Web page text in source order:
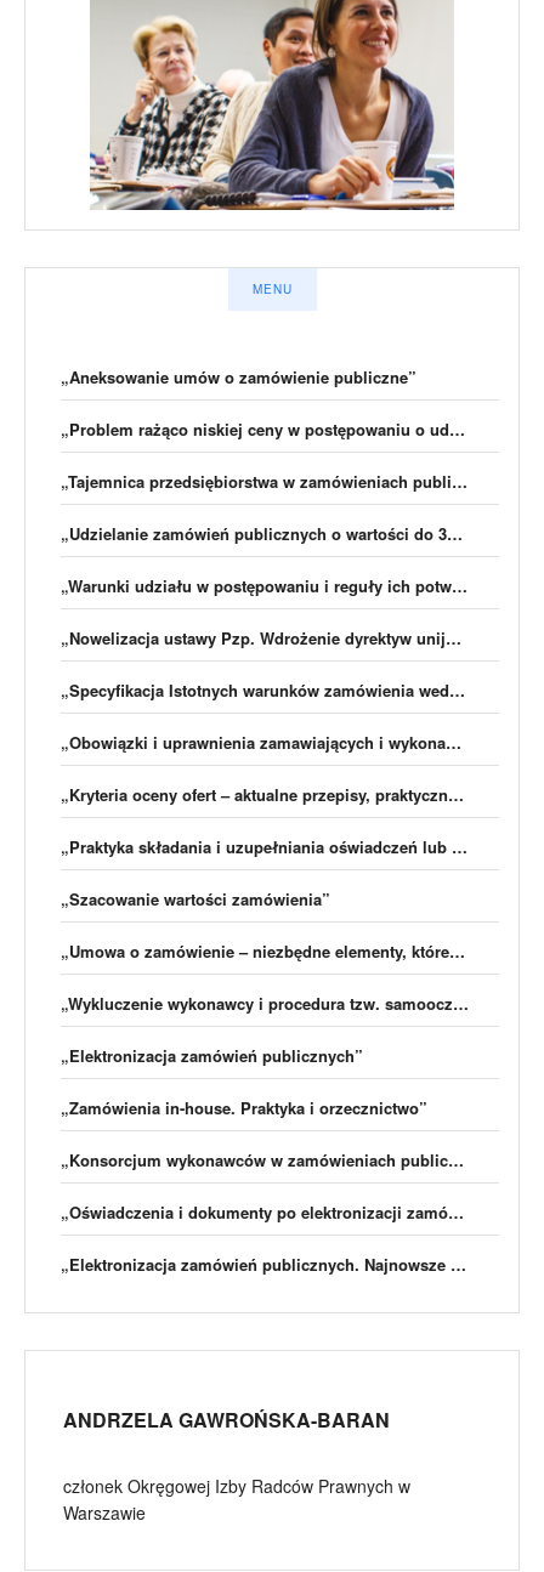
MENU
„Aneksowanie umów o zamówienie publiczne”
„Problem rażąco niskiej ceny w postępowaniu o udzielenie zamówienia publicznego”
„Tajemnica przedsiębiorstwa w zamówieniach publicznych”
„Udzielanie zamówień publicznych o wartości do 30 000 euro”
„Warunki udziału w postępowaniu i reguły ich potwierdzania po nowelizacji Pzp”
„Nowelizacja ustawy Pzp. Wdrożenie dyrektyw unijnych”
„Specyfikacja Istotnych warunków zamówienia według znowelizowanych przepisów ustawy Pzp 2016″
„Obowiązki i uprawnienia zamawiających i wykonawców”
„Kryteria oceny ofert – aktualne przepisy, praktyczne porady”
„Praktyka składania i uzupełniania oświadczeń lub dokumentów po nowelizacji Pzp”
„Szacowanie wartości zamówienia”
„Umowa o zamówienie – niezbędne elementy, które pozwolą na bezpieczną współpracę zamawiającego i wykonawcy”
„Wykluczenie wykonawcy i procedura tzw. samooczyszczenia – Praktyka, Przykłady, Błędy”
„Elektronizacja zamówień publicznych”
„Zamówienia in-house. Praktyka i orzecznictwo”
„Konsorcjum wykonawców w zamówieniach publicznych”
„Oświadczenia i dokumenty po elektronizacji zamówień publicznych”
„Elektronizacja zamówień publicznych. Najnowsze orzecznictwo KIO, opinie, praktyczne przykłady”
ANDRZELA GAWROŃSKA-BARAN
członek Okręgowej Izby Radców Prawnych w
Warszawie